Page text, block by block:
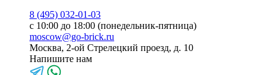
8 (495) 032-01-03
с 10:00 до 18:00 (понедельник-пятница)
moscow@go-brick.ru
Москва, 2-ой Стрелецкий проезд, д. 10
Напишите нам